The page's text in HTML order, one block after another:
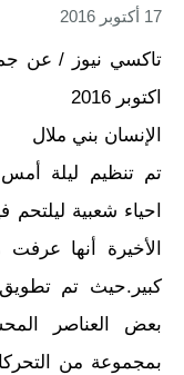
17 أكتوبر 2016
اكتوبر 2016
الإنسان بني ملال
تم تنظيم ليلة
احياء شعبية ليلتحم
الأخيرة أنها
كبير.حيث تم
بعض العناصر
بمجموعة من